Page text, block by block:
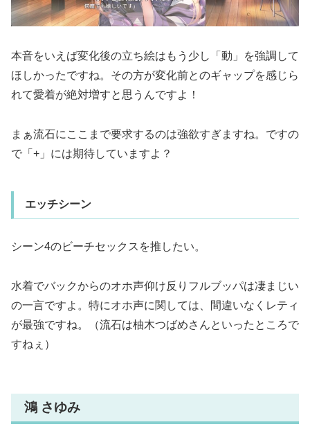
本音をいえば変化後の立ち絵はもう少し「動」を強調して
ほしかったですね。その方が変化前とのギャップを感じら
れて愛着が絶対増すと思うんですよ！
まぁ流石にここまで要求するのは強欲すぎますね。ですの
で「+」には期待していますよ？
エッチシーン
シーン4のビーチセックスを推したい。
水着でバックからのオホ声仰け反りフルブッパは凄まじい
の一言ですよ。特にオホ声に関しては、間違いなくレティ
が最強ですね。（流石は柚木つばめさんといったところで
すねぇ）
鴻 さゆみ